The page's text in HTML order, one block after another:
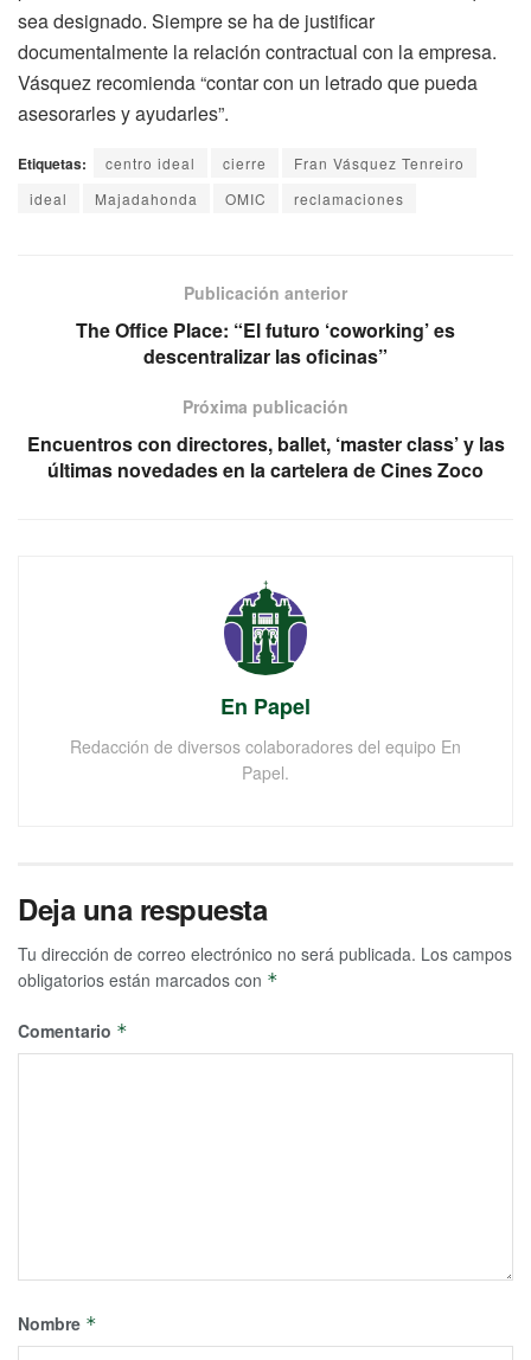
sea designado. Siempre se ha de justificar
documentalmente la relación contractual con la empresa.
Vásquez recomienda “contar con un letrado que pueda
asesorarles y ayudarles”.
Etiquetas: centro ideal cierre
Fran Vásquez Tenreiro
ideal
Majadahonda OMIC reclamaciones
Publicación anterior
The Office Place: “El futuro ‘coworking’ es
descentralizar las oficinas”
Próxima publicación
Encuentros con directores, ballet, ‘master class’ y las
últimas novedades en la cartelera de Cines Zoco
En Papel
Redacción de diversos colaboradores del equipo En
Papel.
Deja una respuesta
Tu dirección de correo electrónico no será publicada. Los campos
obligatorios están marcados con *
Comentario *
Nombre *